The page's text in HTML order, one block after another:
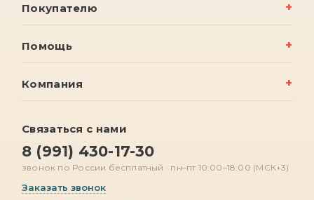
Покупателю
Помощь
Компания
Связаться с нами
8 (991) 430-17-30
звонок по России бесплатный · пн–пт 10:00–18:00 (МСК+3)
Заказать звонок